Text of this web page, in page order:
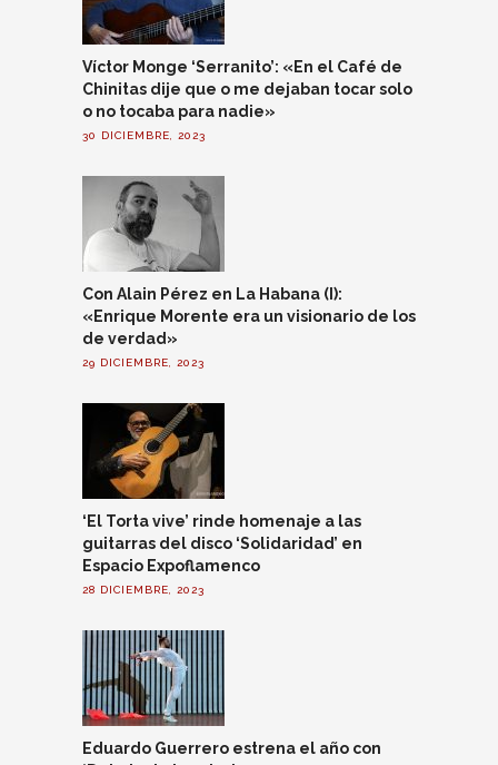
Víctor Monge ‘Serranito’: «En el Café de
Chinitas dije que o me dejaban tocar solo
o no tocaba para nadie»
30 DICIEMBRE, 2023
Con Alain Pérez en La Habana (I):
«Enrique Morente era un visionario de los
de verdad»
29 DICIEMBRE, 2023
‘El Torta vive’ rinde homenaje a las
guitarras del disco ‘Solidaridad’ en
Espacio Expoflamenco
28 DICIEMBRE, 2023
Eduardo Guerrero estrena el año con